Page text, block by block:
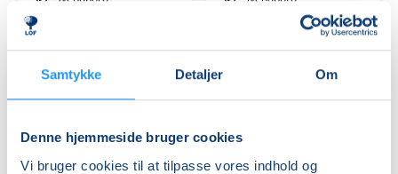
Samtykke Detaljer Om
Denne hjemmeside bruger cookies
Vi bruger cookies til at tilpasse vores indhold og
Anette Veber Pedersen